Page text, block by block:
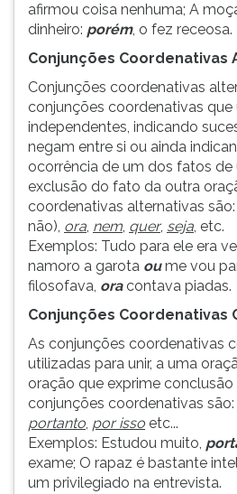
para
instrução
novamente.
afirmou coisa nenhuma; A
dinheiro: porém, o fez receosa.
Conjunções Coordenativas
Conjunções coordenativas
conjunções coordenativas que
independentes, indicando
negam entre si ou ainda
ocorrência de um dos fatos de
exclusão do fato da outra
coordenativas alternativas são:
não), ora, nem, quer, seja, etc.
Exemplos: Tudo para ele era
namoro a garota oume vou
filosofava, oracontava piadas.
Conjunções Coordenativas
As conjunções coordenativas
utilizadas para unir, a uma
oração que exprime conclusão
conjunções coordenativas são:
portanto, por isso etc...
Exemplos: Estudou muito,
exame; O rapaz é bastante
um privilegiado na entrevista.